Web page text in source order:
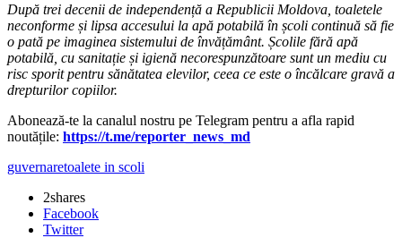
După trei decenii de independență a Republicii Moldova, toaletele
neconforme și lipsa accesului la apă potabilă în școli continuă să fie
o pată pe imaginea sistemului de învățământ. Școlile fără apă
potabilă, cu sanitație și igienă necorespunzătoare sunt un mediu cu
risc sporit pentru sănătatea elevilor, ceea ce este o încălcare gravă a
drepturilor copiilor.
Abonează-te la canalul nostru pe Telegram pentru a afla rapid
noutățile: https://t.me/reporter_news_md
guvernaretoalete in scoli
2shares
Facebook
Twitter